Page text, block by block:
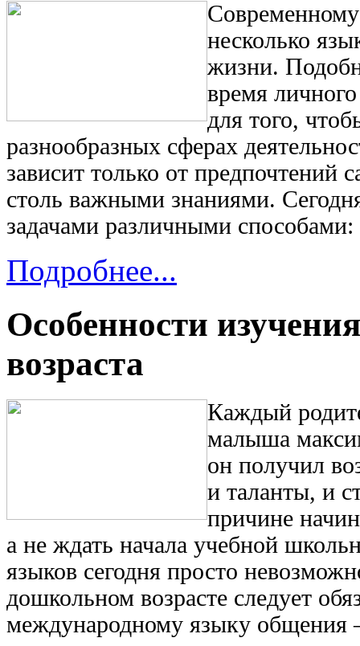
Современному
несколько
жизни.
время
для того,
разнообразных сферах
зависит только от предпочтений
столь важными знаниями.
задачами различными способами:
Подробнее...
Особенности
возраста
Каждый
малыша
он получил
и таланты, и
причине
а не ждать начала учебной
языков сегодня просто
дошкольном возрасте следует
международному языку общения